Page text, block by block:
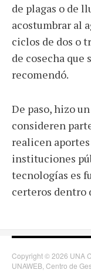
de plagas o de
acostumbrar al
ciclos de dos o
de cosecha que
recomendó.
De paso, hizo
consideren
realicen
instituciones
tecnologías es
certeros dentro
Copyright © 2026 UNA
UNAWEB, Centro de